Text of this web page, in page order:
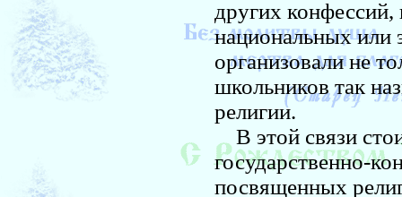
других
национальных или
организовали не
школьников так
религии.
В этой связи
государственно-
посвященных